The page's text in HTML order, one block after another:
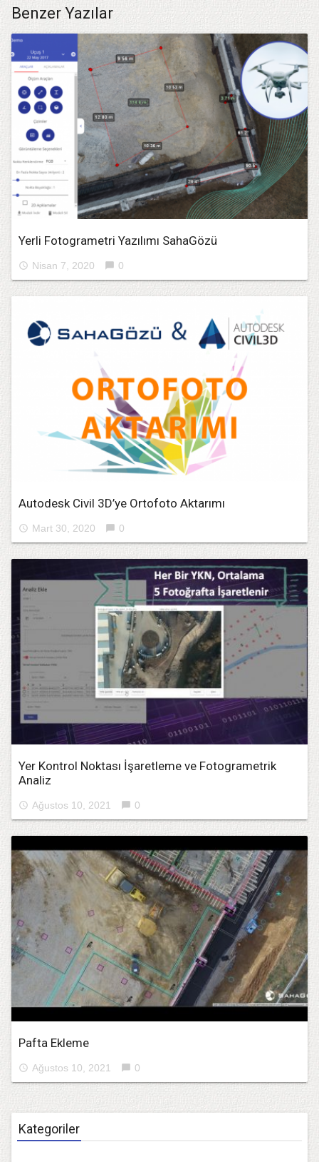
Benzer Yazılar
Yerli Fotogrametri Yazılımı SahaGözü
access_time Nisan 7, 2020 chat_bubble 0
Autodesk Civil 3D’ye Ortofoto Aktarımı
access_time Mart 30, 2020 chat_bubble 0
Yer Kontrol Noktası İşaretleme ve Fotogrametrik
Analiz
access_time Ağustos 10, 2021 chat_bubble 0
Pafta Ekleme
access_time Ağustos 10, 2021 chat_bubble 0
Kategoriler